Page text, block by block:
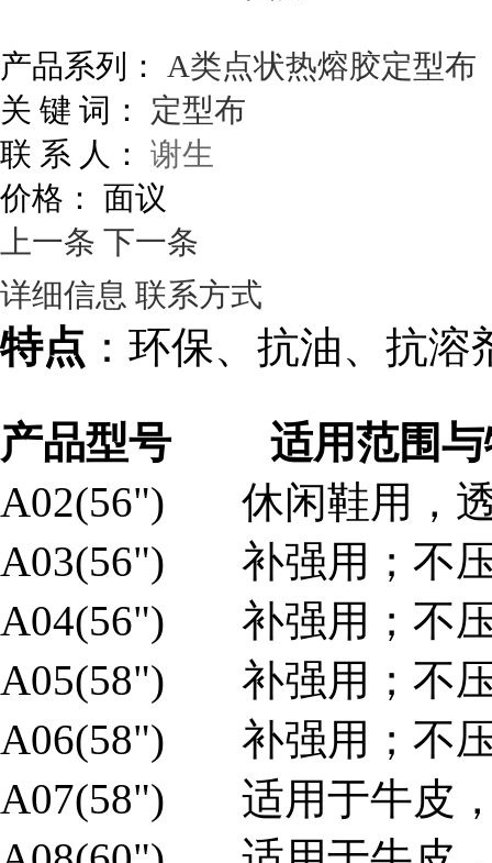
产品系列：
A类点状热熔胶定型布
关 键 词：
定型布
联 系 人： 谢生
价格： 面议
上一条 下一条
详细信息 联系方式
特点 ：环保、抗油、抗
产品型号
适用范围
A02(56") 休闲鞋用，
A03(56") 补强用；不压
A04(56") 补强用；不压
A05(58") 补强用；不压
A06(58") 补强用；不压
A07(58") 适用于牛皮，